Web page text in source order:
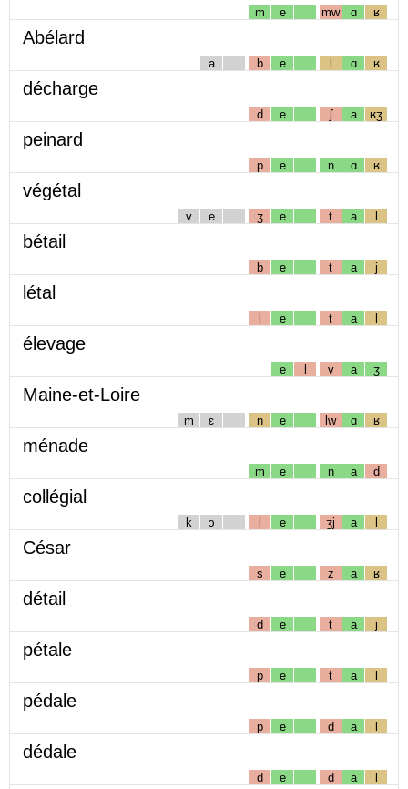
m e mw ɑ ʁ
Abélard
a b e l ɑ ʁ
décharge
d e ʃ a ʁʒ
peinard
p e n ɑ ʁ
végétal
v e ʒ e t a l
bétail
b e t a j
létal
l e t a l
élevage
e l v a ʒ
Maine-et-Loire
m ɛ n e lw ɑ ʁ
ménade
m e n a d
collégial
k ɔ l e ʒj a l
César
s e z a ʁ
détail
d e t a j
pétale
p e t a l
pédale
p e d a l
dédale
d e d a l